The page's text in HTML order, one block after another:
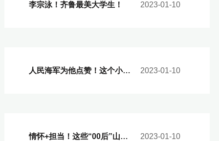
李宗泳！齐鲁最美大学生！ 2023-01-10
人民海军为他点赞！这个小伙是咱山东农大人！ 2023-01-10
情怀+担当！这些“00后”山小农的人生选择！ 2023-01-10